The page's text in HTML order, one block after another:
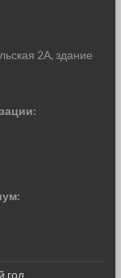
2А, здание
год